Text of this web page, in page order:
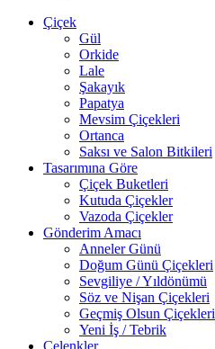
Çiçek
Gül
Orkide
Lale
Şakayık
Papatya
Mevsim Çiçekleri
Ortanca
Saksı ve Salon Bitkileri
Tasarımına Göre
Çiçek Buketleri
Kutuda Çiçekler
Vazoda Çiçekler
Gönderim Amacı
Anneler Günü
Doğum Günü Çiçekleri
Sevgiliye / Yıldönümü
Söz ve Nişan Çiçekleri
Geçmiş Olsun Çiçekleri
Yeni İş / Tebrik
Çelenkler